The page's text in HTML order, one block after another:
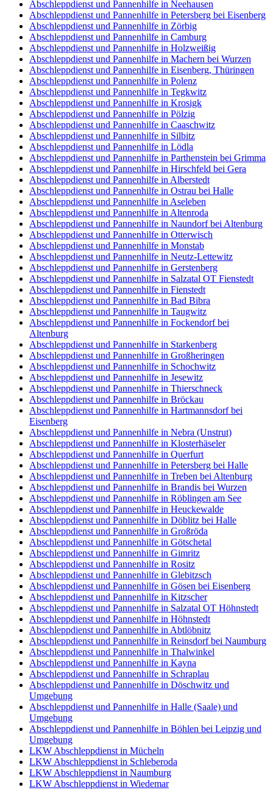
Abschleppdienst und Pannenhilfe in Neehausen
Abschleppdienst und Pannenhilfe in Petersberg bei Eisenberg
Abschleppdienst und Pannenhilfe in Zörbig
Abschleppdienst und Pannenhilfe in Camburg
Abschleppdienst und Pannenhilfe in Holzweißig
Abschleppdienst und Pannenhilfe in Machern bei Wurzen
Abschleppdienst und Pannenhilfe in Eisenberg, Thüringen
Abschleppdienst und Pannenhilfe in Polenz
Abschleppdienst und Pannenhilfe in Tegkwitz
Abschleppdienst und Pannenhilfe in Krosigk
Abschleppdienst und Pannenhilfe in Pölzig
Abschleppdienst und Pannenhilfe in Caaschwitz
Abschleppdienst und Pannenhilfe in Silbitz
Abschleppdienst und Pannenhilfe in Lödla
Abschleppdienst und Pannenhilfe in Parthenstein bei Grimma
Abschleppdienst und Pannenhilfe in Hirschfeld bei Gera
Abschleppdienst und Pannenhilfe in Alberstedt
Abschleppdienst und Pannenhilfe in Ostrau bei Halle
Abschleppdienst und Pannenhilfe in Aseleben
Abschleppdienst und Pannenhilfe in Altenroda
Abschleppdienst und Pannenhilfe in Naundorf bei Altenburg
Abschleppdienst und Pannenhilfe in Otterwisch
Abschleppdienst und Pannenhilfe in Monstab
Abschleppdienst und Pannenhilfe in Neutz-Lettewitz
Abschleppdienst und Pannenhilfe in Gerstenberg
Abschleppdienst und Pannenhilfe in Salzatal OT Fienstedt
Abschleppdienst und Pannenhilfe in Fienstedt
Abschleppdienst und Pannenhilfe in Bad Bibra
Abschleppdienst und Pannenhilfe in Taugwitz
Abschleppdienst und Pannenhilfe in Fockendorf bei
Altenburg
Abschleppdienst und Pannenhilfe in Starkenberg
Abschleppdienst und Pannenhilfe in Großheringen
Abschleppdienst und Pannenhilfe in Schochwitz
Abschleppdienst und Pannenhilfe in Jesewitz
Abschleppdienst und Pannenhilfe in Thierschneck
Abschleppdienst und Pannenhilfe in Bröckau
Abschleppdienst und Pannenhilfe in Hartmannsdorf bei
Eisenberg
Abschleppdienst und Pannenhilfe in Nebra (Unstrut)
Abschleppdienst und Pannenhilfe in Klosterhäseler
Abschleppdienst und Pannenhilfe in Querfurt
Abschleppdienst und Pannenhilfe in Petersberg bei Halle
Abschleppdienst und Pannenhilfe in Treben bei Altenburg
Abschleppdienst und Pannenhilfe in Brandis bei Wurzen
Abschleppdienst und Pannenhilfe in Röblingen am See
Abschleppdienst und Pannenhilfe in Heuckewalde
Abschleppdienst und Pannenhilfe in Döblitz bei Halle
Abschleppdienst und Pannenhilfe in Großröda
Abschleppdienst und Pannenhilfe in Götschetal
Abschleppdienst und Pannenhilfe in Gimritz
Abschleppdienst und Pannenhilfe in Rositz
Abschleppdienst und Pannenhilfe in Glebitzsch
Abschleppdienst und Pannenhilfe in Gösen bei Eisenberg
Abschleppdienst und Pannenhilfe in Kitzscher
Abschleppdienst und Pannenhilfe in Salzatal OT Höhnstedt
Abschleppdienst und Pannenhilfe in Höhnstedt
Abschleppdienst und Pannenhilfe in Abtlöbnitz
Abschleppdienst und Pannenhilfe in Reinsdorf bei Naumburg
Abschleppdienst und Pannenhilfe in Thalwinkel
Abschleppdienst und Pannenhilfe in Kayna
Abschleppdienst und Pannenhilfe in Schraplau
Abschleppdienst und Pannenhilfe in Döschwitz und
Umgebung
Abschleppdienst und Pannenhilfe in Halle (Saale) und
Umgebung
Abschleppdienst und Pannenhilfe in Böhlen bei Leipzig und
Umgebung
LKW Abschleppdienst in Mücheln
LKW Abschleppdienst in Schleberoda
LKW Abschleppdienst in Naumburg
LKW Abschleppdienst in Wiedemar